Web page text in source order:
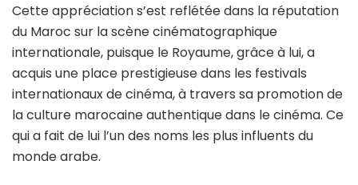
Cette appréciation s’est reflétée dans la réputation
du Maroc sur la scène cinématographique
internationale, puisque le Royaume, grâce à lui, a
acquis une place prestigieuse dans les festivals
internationaux de cinéma, à travers sa promotion de
la culture marocaine authentique dans le cinéma. Ce
qui a fait de lui l’un des noms les plus influents du
monde arabe.